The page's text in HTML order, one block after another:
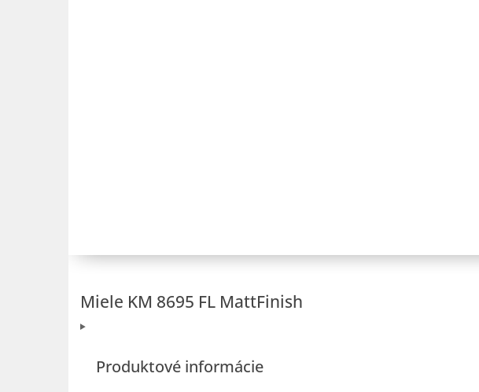
Miele KM 8695 FL MattFinish
Produktové informácie